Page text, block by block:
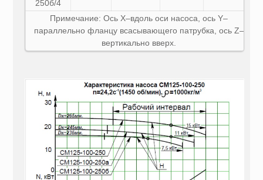
250б/4
Примечание: Ось X–вдоль оси насоса, ось Y–
параллельно фланцу всасывающего патрубка, ось Z–
вертикально вверх.